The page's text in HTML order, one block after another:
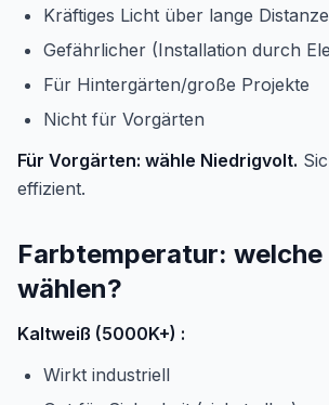
Kräftiges Licht über lange
Gefährlicher (Installation durch
Für Hintergärten/große Projekte
Nicht für Vorgärten
Für Vorgärten: wähle Niedrigvolt.
effizient.
Farbtemperatur:
wählen?
Kaltweiß (5000K+) :
Wirkt industriell